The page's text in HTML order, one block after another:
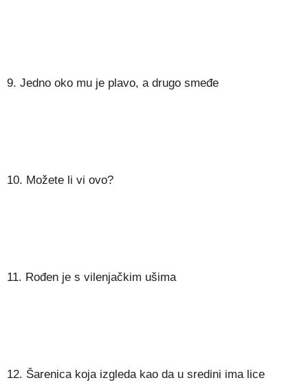
9. Jedno oko mu je plavo, a drugo smeđe
10. Možete li vi ovo?
11. Rođen je s vilenjačkim ušima
12. Šarenica koja izgleda kao da u sredini ima lice